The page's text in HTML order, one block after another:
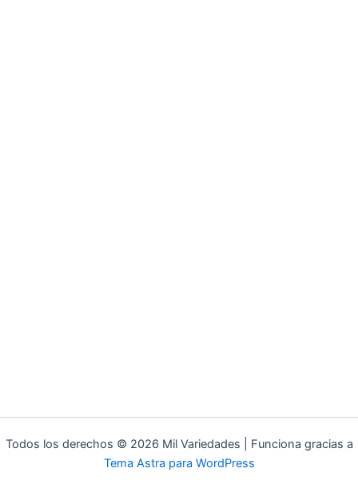
Todos los derechos © 2026 Mil Variedades | Funciona gracias a
Tema Astra para WordPress